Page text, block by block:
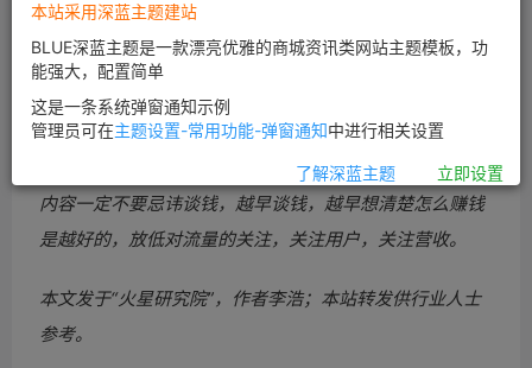
图片来自“123rf.com.cn”
【编者按】在3月30日娱乐资本论线下沙龙上，火星文化
CEO李浩在现场做了分享，他对当下的内容公司进行五个
阶层的划分，主要分为基础层求生存阶段；估值1000万-1
亿；估值1亿-10亿；十亿俱乐部；百亿俱乐部。他提出做
内容一定不要忌讳谈钱，越早谈钱，越早想清楚怎么赚钱
是越好的，放低对流量的关注，关注用户，关注营收。
本文发于“火星研究院”，作者李浩；本站转发供行业人士
参考。
本站采用深蓝主题建站
BLUE深蓝主题是一款漂亮优雅的商城资讯类网站主题模板，功
能强大，配置简单
这是一条系统弹窗通知示例
管理员可在主题设置-常用功能-弹窗通知中进行相关设置
了解深蓝主题 立即设置